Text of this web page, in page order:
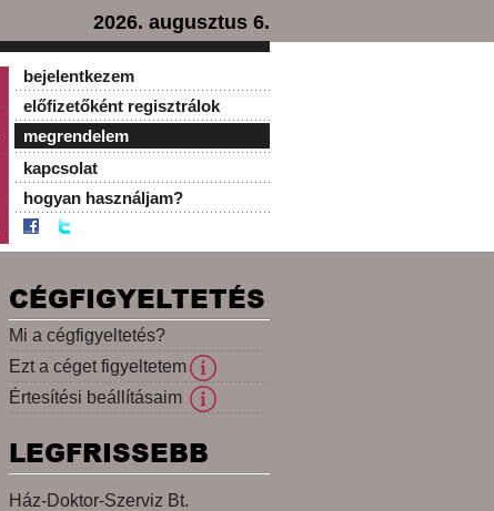
2026. augusztus 6.
bejelentkezem
előfizetőként regisztrálok
megrendelem
kapcsolat
hogyan használjam?
CÉGFIGYELTETÉS
Mi a cégfigyeltetés?
Ezt a céget figyeltetem
Értesítési beállításaim
LEGFRISSEBB
Ház-Doktor-Szerviz Bt.